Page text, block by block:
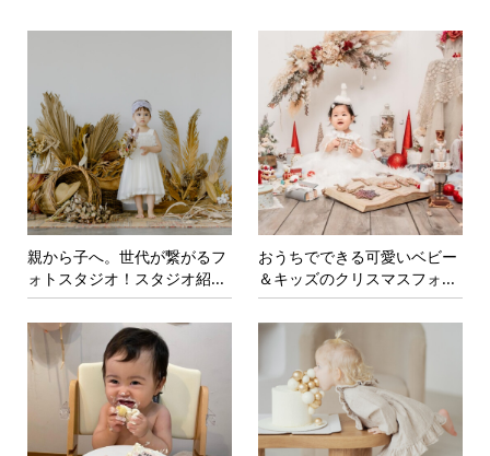
親から子へ。世代が繋がるフ
ォトスタジオ！スタジオ紹...
おうちでできる可愛いベビー
＆キッズのクリスマスフォ...